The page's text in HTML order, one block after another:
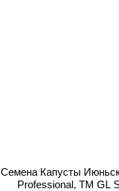
Семена Капусты
Professional, TM GL